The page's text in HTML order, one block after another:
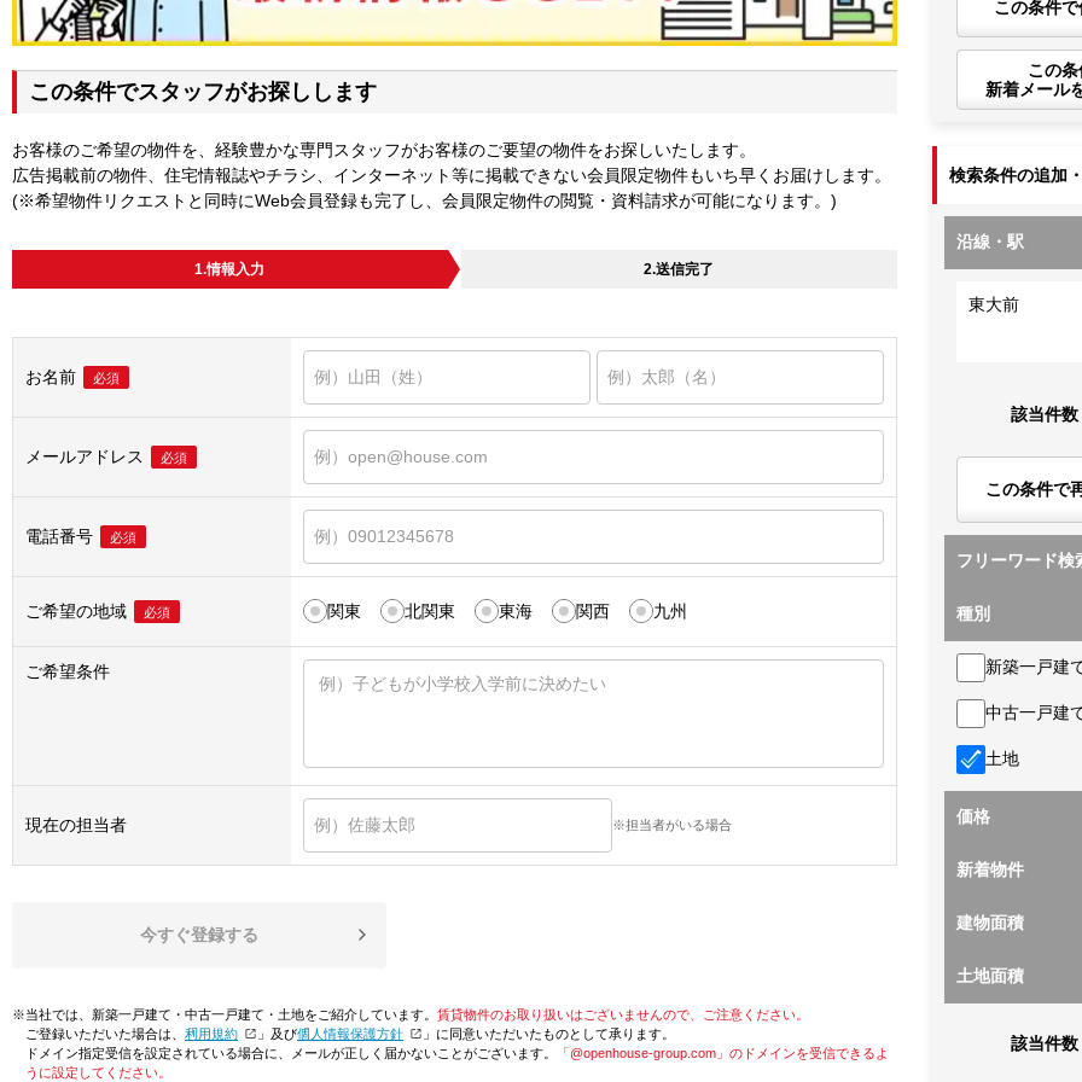
この条件でスタッフがお探しします
お客様のご希望の物件を、経験豊かな専門スタッフがお客様のご要望の物件をお探しいたします。
広告掲載前の物件、住宅情報誌やチラシ、インターネット等に掲載できない会員限定物件もいち早くお届けします。
(※希望物件リクエストと同時にWeb会員登録も完了し、会員限定物件の閲覧・資料請求が可能になります。)
1.情報入力 2.送信完了
お名前 必須
メールアドレス 必須
電話番号 必須
ご希望の地域 必須 関東 北関東 東海 関西 九州
ご希望条件
現在の担当者 ※担当者がいる場合
今すぐ登録する
※当社では、新築一戸建て・中古一戸建て・土地をご紹介しています。 賃貸物件のお取り扱いはございませんので、ご注意ください。
ご登録いただいた場合は、「利用規約 」及び「個人情報保護方針
」に同意いただいたものとして承ります。
ドメイン指定受信を設定されている場合に、メールが正しく届かないことがございます。
「@openhouse-group.com」のドメインを受信できるよ
うに設定してください。
この条件
この
新着メール
検索条件の追加
沿線・駅
東大前
該当件数
この条件で
フリーワード検
種別
新築一戸建
中古一戸建
土地
価格
新着物件
建物面積
土地面積
該当件数